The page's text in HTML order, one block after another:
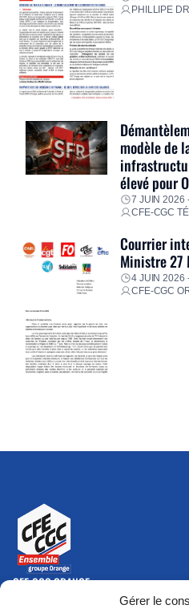
Gérer le
PHILLIPE
modèle de
élevé pour
7 JUIN 2026
CFE-CGC
Courrier
Ministre 27
4 JUIN 2026
CFE-CGC
CFE-CGC ORANGE
10-12 rue Saint Amand, 75015